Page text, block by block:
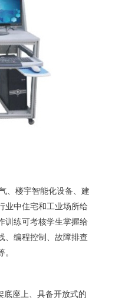
、楼宇智能化设备、建
业中住宅和工业场所给
训练可考核学生掌握给
、编程控制、故障排查
底座上、具备开放式的